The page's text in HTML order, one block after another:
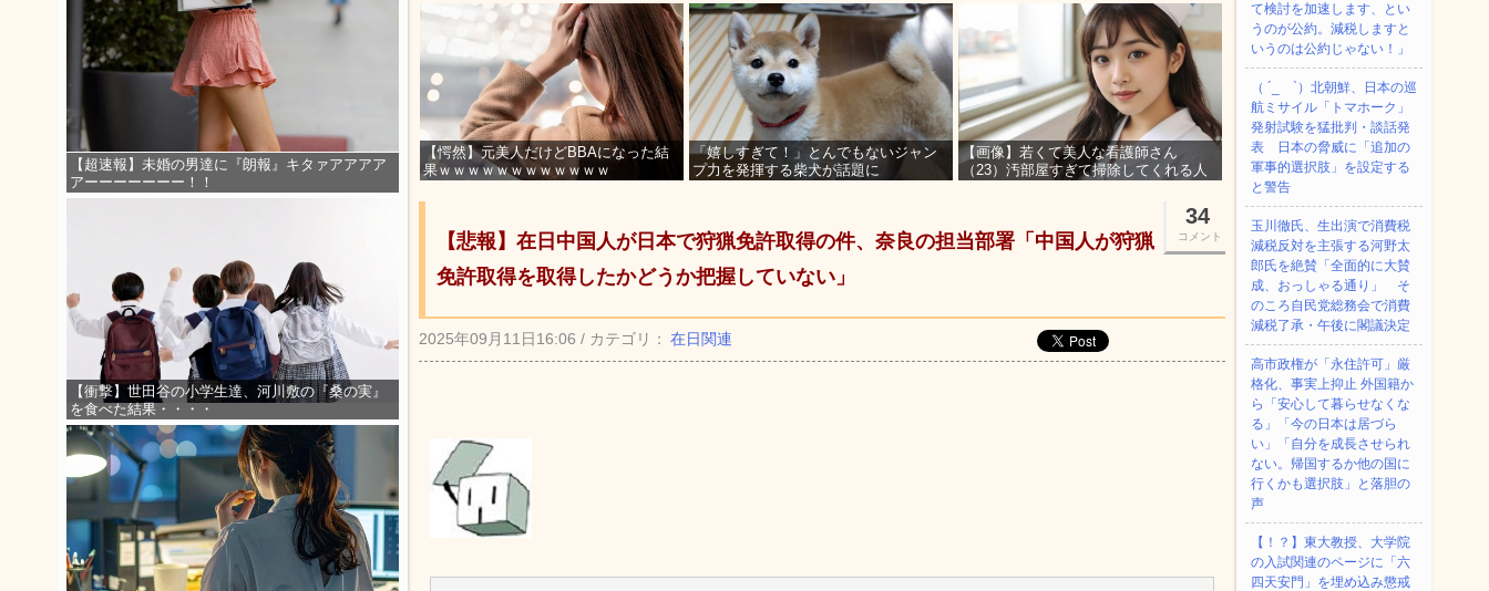
【超速報】未婚の男達に『朗報』キタァアアアア
アーーーーーーー！！
【衝撃】世田谷の小学生達、河川敷の『桑の実』
を食べた結果・・・・
【愕然】元美人だけどBBAになった結
果ｗｗｗｗｗｗｗｗｗｗｗｗ
「嬉しすぎて！」とんでもないジャン
プ力を発揮する柴犬が話題に
【画像】若くて美人な看護師さん
（23）汚部屋すぎて掃除してくれる人
34
コメント
【悲報】在日中国人が日本で狩猟免許取得の件、奈良の担当部署「中国人が狩猟
免許取得を取得したかどうか把握していない」
2025年09月11日16:06 / カテゴリ： 在日関連
て検討を加速します、とい
うのが公約。減税しますと
いうのは公約じゃない！」
（ ´_ゝ`）北朝鮮、日本の巡
航ミサイル「‌トマホーク」
発射試験を猛批判・談話発
表 日本の脅威に「追加の
軍事的選択肢」を設定する
と警告
玉川徹氏、生出演で消費税
減税反対を主張する河野太
郎氏を絶賛「全面的に大賛
成、おっしゃる通り」 そ
のころ自民党総務会で消費
減税了承・午後に閣議決定
高市政権が「永住許可」厳
格化、事実上抑止 外国籍か
ら「安心して暮らせなくな
る」「今の日本は居づら
い」「自分を成長させられ
ない。帰国するか他の国に
行くかも選択肢」と落胆の
声
【！？】東大教授、大学院
の入試関連のページに「六
四天安門」を埋め込み懲戒